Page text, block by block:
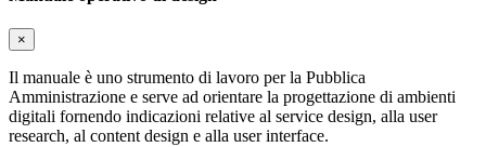
×
Il manuale è uno strumento di lavoro per la Pubblica
Amministrazione e serve ad orientare la progettazione di ambienti
digitali fornendo indicazioni relative al service design, alla user
research, al content design e alla user interface.